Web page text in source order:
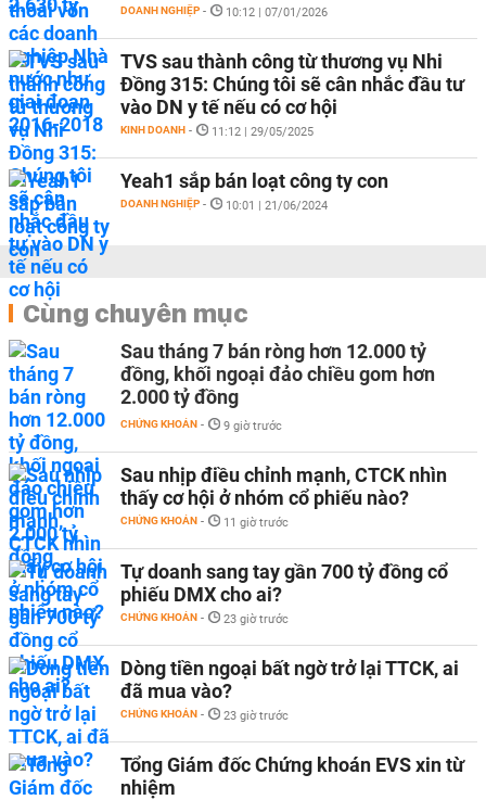
DOANH NGHIỆP - 10:12 | 07/01/2026
TVS sau thành công từ thương vụ Nhi
Đồng 315: Chúng tôi sẽ cân nhắc đầu tư
vào DN y tế nếu có cơ hội
KINH DOANH - 11:12 | 29/05/2025
Yeah1 sắp bán loạt công ty con
DOANH NGHIỆP - 10:01 | 21/06/2024
Cùng chuyên mục
Sau tháng 7 bán ròng hơn 12.000 tỷ
đồng, khối ngoại đảo chiều gom hơn
2.000 tỷ đồng
CHỨNG KHOÁN - 9 giờ trước
Sau nhịp điều chỉnh mạnh, CTCK nhìn
thấy cơ hội ở nhóm cổ phiếu nào?
CHỨNG KHOÁN - 11 giờ trước
Tự doanh sang tay gần 700 tỷ đồng cổ
phiếu DMX cho ai?
CHỨNG KHOÁN - 23 giờ trước
Dòng tiền ngoại bất ngờ trở lại TTCK, ai
đã mua vào?
CHỨNG KHOÁN - 23 giờ trước
Tổng Giám đốc Chứng khoán EVS xin từ
nhiệm